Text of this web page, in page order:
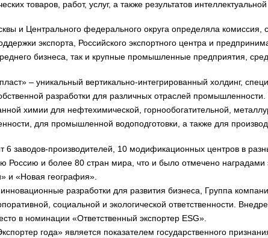
товаров, работ, услуг, а также результатов интеллектуальной
и Центрального федерального округа определяла
экспорта, Российского экспортного центра и
бизнеса, так и крупные промышленные предприятия,
– уникальный вертикально-интегрированный холдинг,
разработки для различных отраслей
химии для нефтехимической, горнообогатительной,
для промышленной водоподготовки, а также для
6 заводов-производителей, 10 модификационных центров в
Россию и более 80 стран мира, что и было отмечено
и «Новая география».
разработки для развития бизнеса, Группа
социальной и экологической ответственности.
в номинации «Ответственный экспортер ESG».
года» является показателем государственного